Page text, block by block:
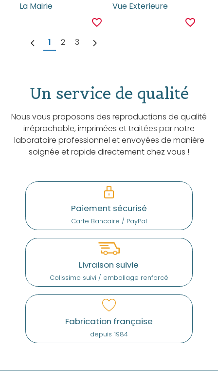
La Mairie
favorite_border
Vue Exterieure
favorite_border
1 2 3
Un service de qualité
Nous vous proposons des reproductions de qualité
irréprochable, imprimées et traitées par notre
laboratoire professionnel et envoyées de manière
soignée et rapide directement chez vous !
Paiement sécurisé
Carte Bancaire / PayPal
Livraison suivie
Colissimo suivi / emballage renforcé
Fabrication française
depuis 1984